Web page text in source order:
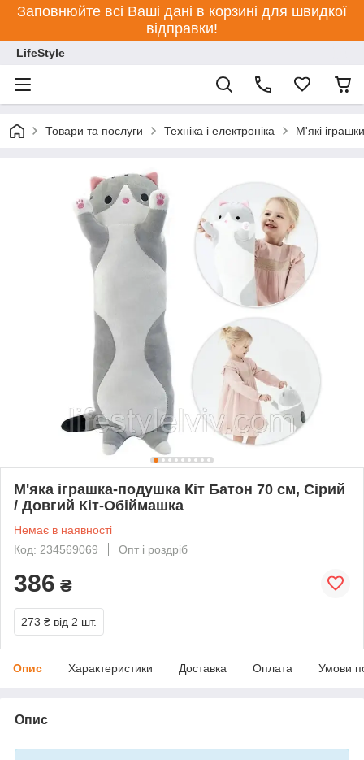
Заповнюйте всі Ваші дані в корзині для швидкої
відправки!
LifeStyle
Товари та послуги Техніка і електроніка М'які
М'яка іграшка-подушка Кіт Батон 70 см, Сірий
/ Довгий Кіт-Обіймашка
Немає в наявності
Код: 234569069
Опт і роздріб
386 ₴
273 ₴ від 2 шт.
Опис Характеристики Доставка Оплата Умови
Опис